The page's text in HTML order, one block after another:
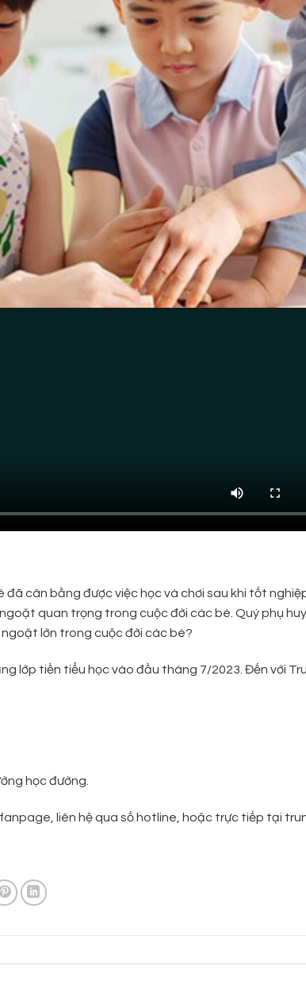
đã cân bằng được việc học và chơi sau khi tốt
quan trọng trong cuộc đời các bé. Quý phụ
lớn trong cuộc đời các bé?
lớp tiền tiểu học vào đầu tháng 7/2023. Đến với
học đường.
liên hệ qua số hotline, hoặc trực tiếp tại